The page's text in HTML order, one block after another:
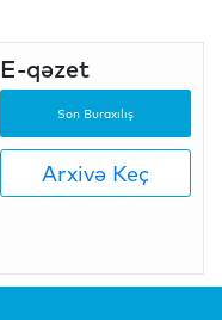
E-qəzet
Son Buraxılış
Arxivə Keç